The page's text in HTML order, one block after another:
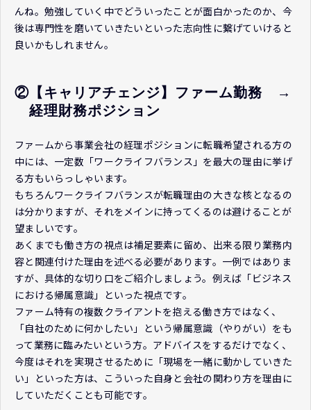
んね。勉強していく中でどういったことが面白かったのか、今
後は専門性を磨いていきたいといった志向性に繋げていけると
良いかもしれません。
②【キャリアチェンジ】ファーム勤務　→
経理財務ポジション
ファームから事業会社の経理ポジションに転職希望される方の
中には、一定数「ワークライフバランス」を最大の理由に挙げ
る方もいらっしゃいます。
もちろんワークライフバランスが転職理由の大きな核となるの
は分かりますが、それをメインに持ってくるのは避けることが
望ましいです。
あくまでも働き方の視点は補足要素に留め、出来る限り業務内
容と関連付けた理由を述べる必要があります。一例ではありま
すが、具体的な切り口をご紹介しましょう。例えば「ビジネス
における帰属意識」といった視点です。
ファーム特有の複数クライアントを抱える働き方ではなく、
「自社のために何かしたい」という帰属意識（やりがい）をも
って業務に臨みたいという方。アドバイスをするだけでなく、
今度はそれを実現させるために「現場を一緒に動かしていきた
い」といった方は、こういった自身と会社の関わり方を理由に
していただくことも可能です。